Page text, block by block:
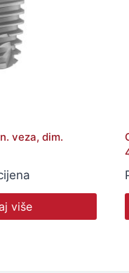
veza, dim.
više